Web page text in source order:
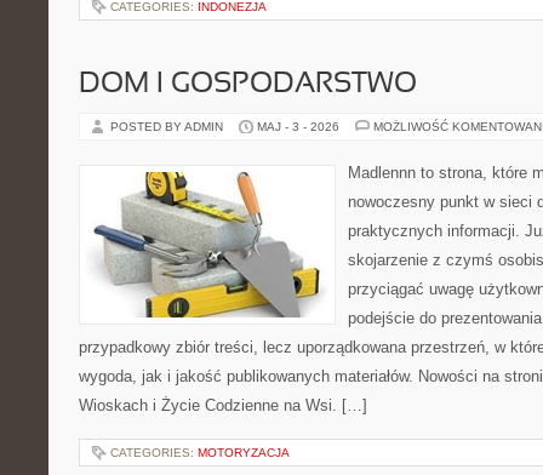
CATEGORIES: INDONEZJA
DOM I GOSPODARSTWO
POSTED BY ADMIN MAJ - 3 - 2026 MOŻLIWOŚĆ
Madlennn to strona, które
nowoczesny punkt w sieci
praktycznych informacji.
skojarzenie z czymś
przyciągać uwagę
podejście do
przypadkowy zbiór treści, lecz uporządkowana przestrzeń, w
wygoda, jak i jakość publikowanych materiałów. Nowości na
Wioskach i Życie Codzienne na Wsi. […]
CATEGORIES: MOTORYZACJA